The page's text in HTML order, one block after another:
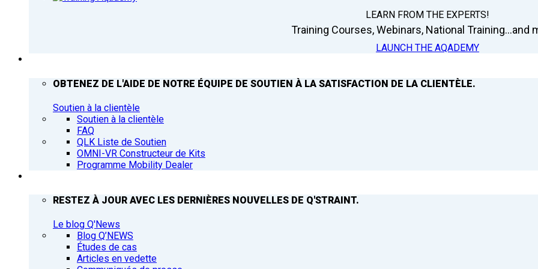
LEARN FROM THE EXPERTS!
Training Courses, Webinars, National Training...and
LAUNCH THE AQADEMY
OBTENEZ DE L'AIDE DE NOTRE ÉQUIPE DE SOUTIEN À LA SATISFACTION DE LA CLIENTÈLE.
Soutien à la clientèle
Soutien à la clientèle
FAQ
QLK Liste de Soutien
OMNI-VR Constructeur de Kits
Programme Mobility Dealer
RESTEZ À JOUR AVEC LES DERNIÈRES NOUVELLES DE Q'STRAINT.
Le blog Q'News
Blog Q’NEWS
Études de cas
Articles en vedette